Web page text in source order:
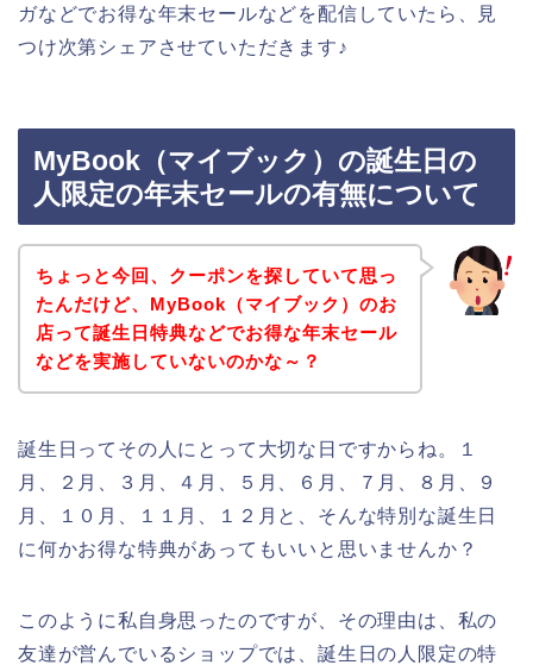
ガなどでお得な年末セールなどを配信していたら、見
つけ次第シェアさせていただきます♪
MyBook（マイブック）の誕生日の
人限定の年末セールの有無について
ちょっと今回、クーポンを探していて思っ
たんだけど、MyBook（マイブック）のお
店って誕生日特典などでお得な年末セール
などを実施していないのかな～？
誕生日ってその人にとって大切な日ですからね。１
月、２月、３月、４月、５月、６月、７月、８月、９
月、１０月、１１月、１２月と、そんな特別な誕生日
に何かお得な特典があってもいいと思いませんか？
このように私自身思ったのですが、その理由は、私の
友達が営んでいるショップでは、誕生日の人限定の特